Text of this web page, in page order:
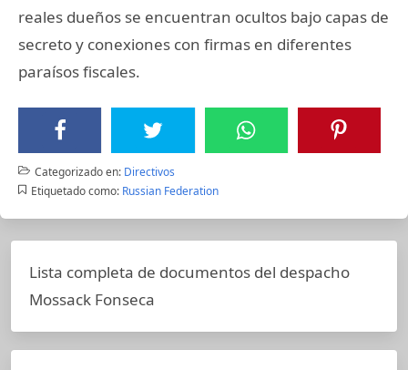
reales dueños se encuentran ocultos bajo capas de
secreto y conexiones con firmas en diferentes
paraísos fiscales.
Categorizado en: Directivos
Etiquetado como: Russian Federation
Lista completa de documentos del despacho
Mossack Fonseca